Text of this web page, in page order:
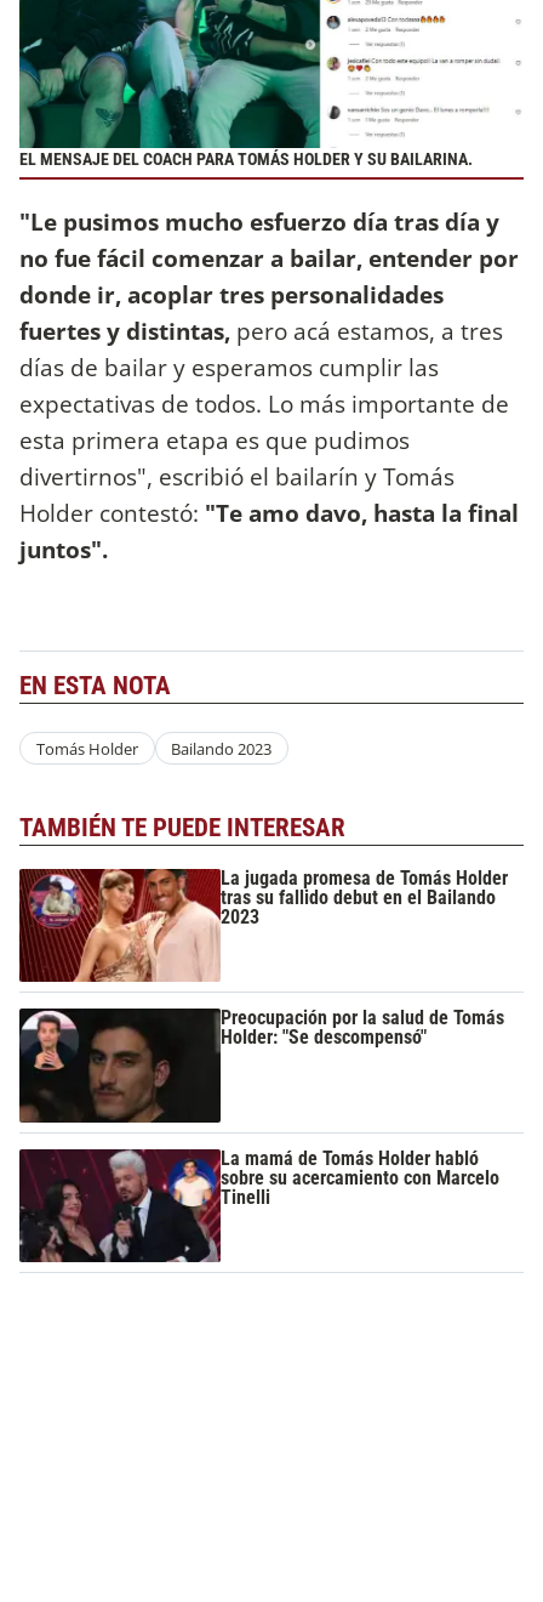
EL MENSAJE DEL COACH PARA TOMÁS HOLDER Y SU BAILARINA.
"Le pusimos mucho esfuerzo día tras día y
no fue fácil comenzar a bailar, entender por
donde ir, acoplar tres personalidades
fuertes y distintas, pero acá estamos, a tres
días de bailar y esperamos cumplir las
expectativas de todos. Lo más importante de
esta primera etapa es que pudimos
divertirnos", escribió el bailarín y Tomás
Holder contestó: "Te amo davo, hasta la final
juntos".
EN ESTA NOTA
Tomás Holder Bailando 2023
TAMBIÉN TE PUEDE INTERESAR
La jugada promesa de Tomás Holder
tras su fallido debut en el Bailando
2023
Preocupación por la salud de Tomás
Holder: "Se descompensó"
La mamá de Tomás Holder habló
sobre su acercamiento con Marcelo
Tinelli